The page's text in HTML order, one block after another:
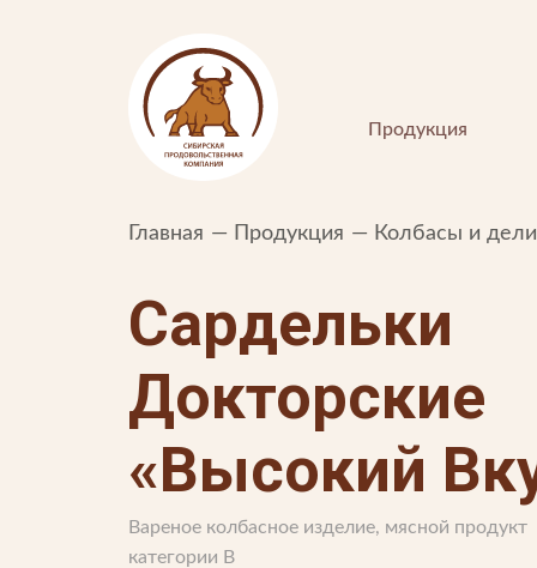
ПОКУПАТЕЛЯМ
Интернет-магазин
Продукция
Главная Продукция Колбасы и
Сардельки
Докторские
«Высокий
Вареное колбасное изделие, мясной продукт
категории B